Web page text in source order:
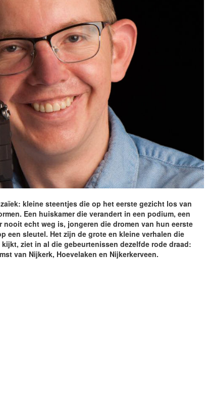
kleine steentjes die op het eerste gezicht los van
Een huiskamer die verandert in een podium, een
echt weg is, jongeren die dromen van hun eerste
een sleutel. Het zijn de grote en kleine verhalen die
ziet in al die gebeurtenissen dezelfde rode draad:
van Nijkerk, Hoevelaken en Nijkerkerveen.